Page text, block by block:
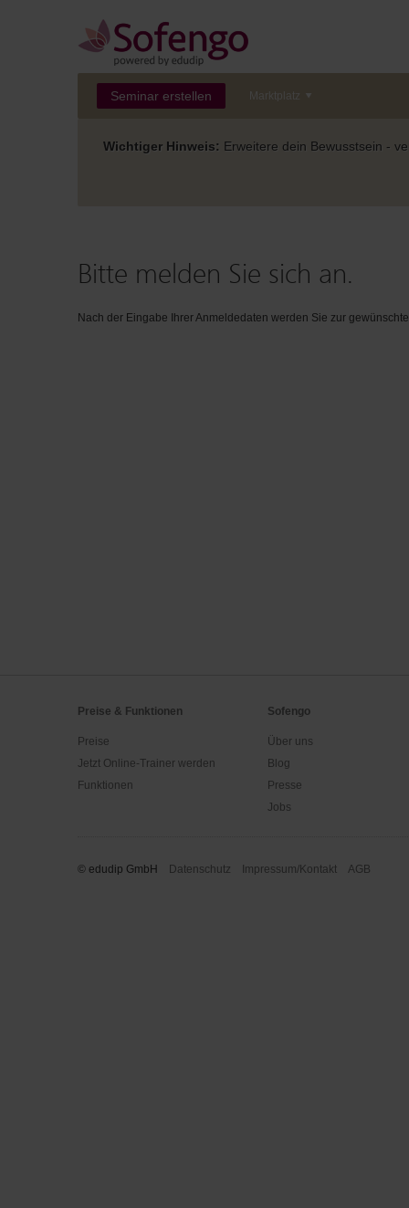
Seminar erstellen Marktplatz
Wichtiger Hinweis: Erweitere dein Bewusstsein -
Bitte melden Sie sich an.
Nach der Eingabe Ihrer Anmeldedaten werden Sie zur
Preise & Funktionen
Preise
Jetzt Online-Trainer werden
Funktionen
Sofengo
Über uns
Blog
Presse
Jobs
© edudip GmbH Datenschutz Impressum/Kontakt AGB